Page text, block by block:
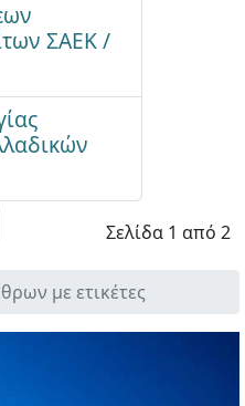
ΣΑΕΚ /
Σελίδα 1 από 2
με ετικέτες